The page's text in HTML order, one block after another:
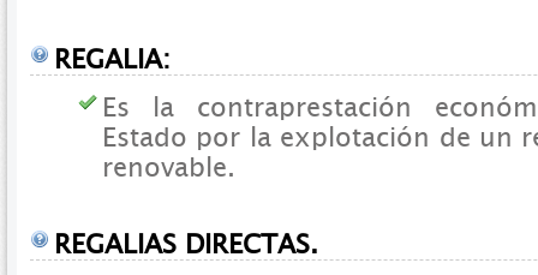
REGALIA:
Es la contraprestación
Estado por la explotación de un
renovable.
REGALIAS DIRECTAS.